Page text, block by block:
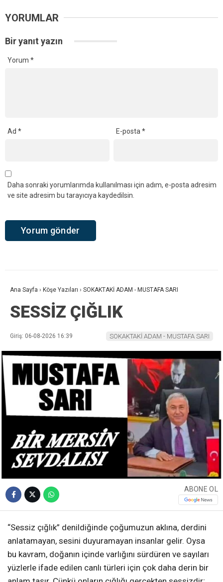
YORUMLAR
Bir yanıt yazın
Yorum *
Ad * E-posta*
Daha sonraki yorumlarımda kullanılması için adım, e-posta adresim
ve site adresim bu tarayıcıya kaydedilsin.
Ana Sayfa › Köşe Yazıları › SOKAKTAKİ ADAM - MUSTAFA SARI
SESSİZ ÇIĞLIK
Giriş: 06-08-2026 16:39 SOKAKTAKİ ADAM - MUSTAFA SARI
ABONE OL
“Sessiz çığlık” denildiğinde çoğumuzun aklına, derdini
anlatamayan, sesini duyuramayan insanlar gelir. Oysa
bu kavram, doğanın içinde varlığını sürdüren ve sayıları
yüzlerle ifade edilen canlı türleri için çok daha derin bir